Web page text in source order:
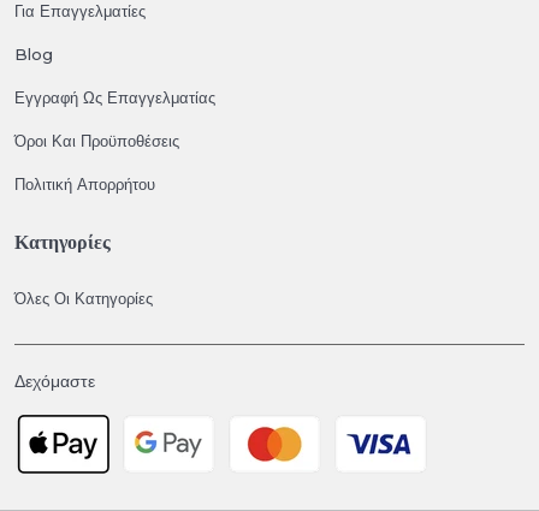
Για Επαγγελματίες
Blog
Εγγραφή Ως Επαγγελματίας
Όροι Και Προϋποθέσεις
Πολιτική Απορρήτου
Κατηγορίες
Όλες Οι Κατηγορίες
Δεχόμαστε